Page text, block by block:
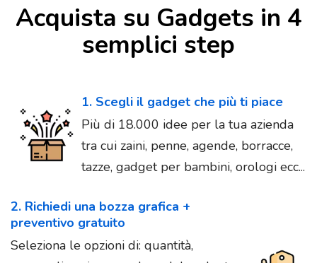
Acquista su Gadgets in 4
semplici step
1. Scegli il gadget che più ti piace
Più di 18.000 idee per la tua azienda
tra cui zaini, penne, agende, borracce,
tazze, gadget per bambini, orologi ecc...
2. Richiedi una bozza grafica +
preventivo gratuito
Seleziona le opzioni di: quantità,